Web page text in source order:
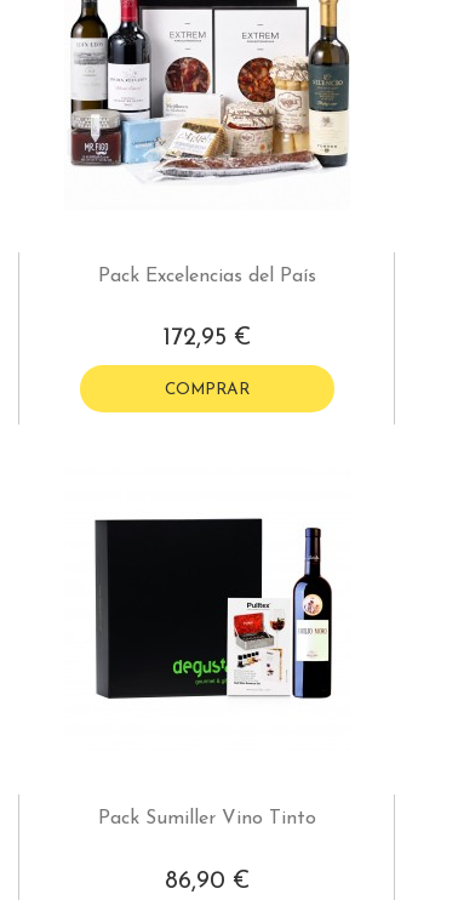
Pack Excelencias del País
172,95 €
COMPRAR
Pack Sumiller Vino Tinto
86,90 €